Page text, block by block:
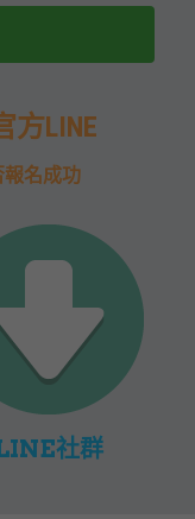
方LINE
名成功
社群